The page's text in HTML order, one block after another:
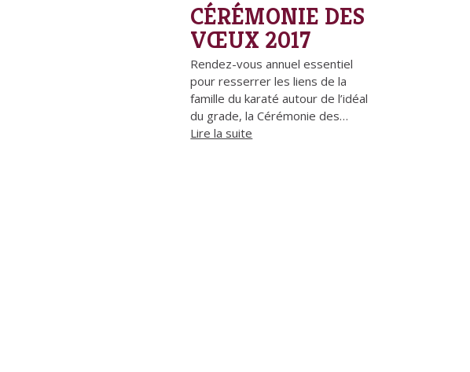
CÉRÉMONIE DES
VŒUX 2017
Rendez-vous annuel essentiel
pour resserrer les liens de la
famille du karaté autour de l’idéal
du grade, la Cérémonie des…
Lire la suite